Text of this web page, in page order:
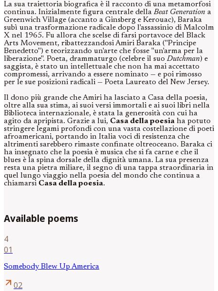
La sua traiettoria biografica è il racconto di una metamorfosi
continua. Inizialmente figura centrale dellaBeat Generation a
Greenwich Village (accanto a Ginsberg e Kerouac), Baraka
subì una trasformazione radicale dopo l'assassinio di Malcolm
X nel 1965. Fu allora che scelse di farsi portavoce del Black
Arts Movement, ribattezzandosi Amiri Baraka ("Principe
Benedetto") e teorizzando un'arte che fosse "un'arma per la
liberazione". Poeta, drammaturgo (celebre il suo Dutchman) e
saggista, è stato un intellettuale che non ha mai accettato
compromessi, arrivando a essere nominato — e poi rimosso
per le sue posizioni radicali — Poeta Laureato del New Jersey.
Il dono più grande che Amiri ha lasciato a Casa della poesia,
oltre alla sua stima, ai suoi versi immortali e ai suoi libri nella
Biblioteca internazionale, è stata la generosità con cui ha
agito da apripista. Grazie a lui, Casa della poesia ha potuto
stringere legami profondi con una vasta costellazione di poeti
afroamericani, portando in Italia voci di resistenza che
altrimenti sarebbero rimaste confinate oltreoceano. Baraka ci
ha insegnato che la poesia è musica che si fa carne e che il
blues è la spina dorsale della dignità umana. La sua presenza
resta una pietra miliare, il segno di una tappa straordinaria in
quel lungo viaggio nella poesia del mondo che continua a
chiamarsi Casa della poesia.
Available poems
4
01
Somebody Blew Up America
arrow_outward 02